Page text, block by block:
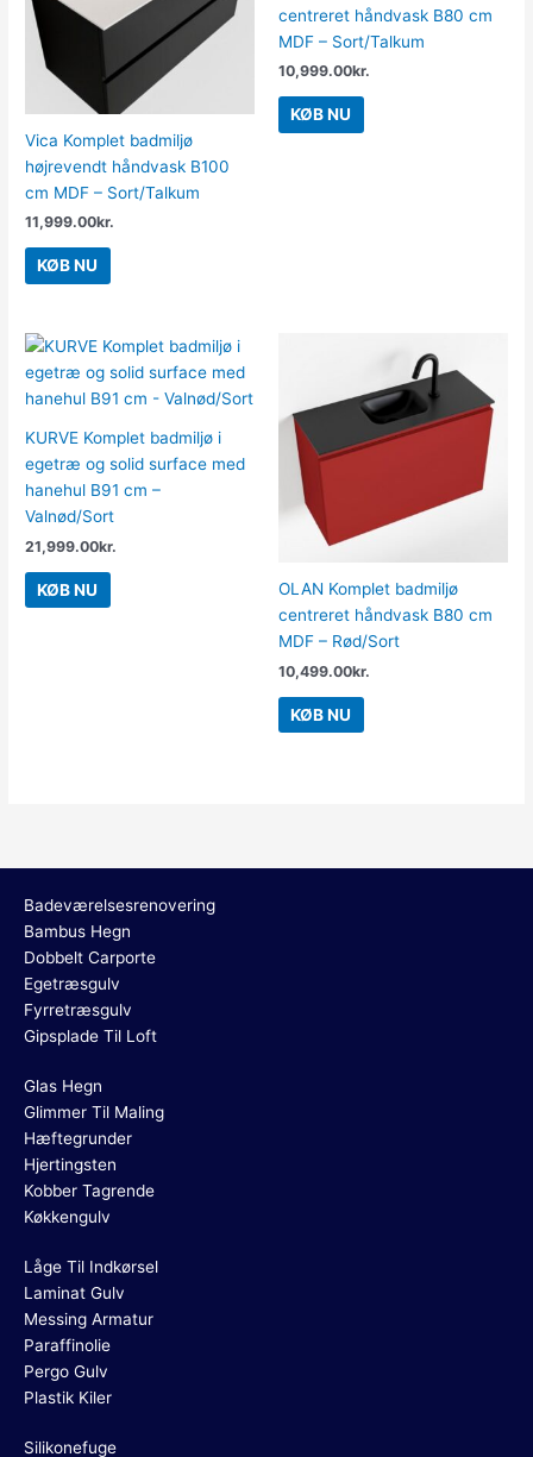
Vica Komplet badmiljø
højrevendt håndvask B100
cm MDF – Sort/Talkum
11,999.00kr.
KØB NU
centreret håndvask B80 cm
MDF – Sort/Talkum
10,999.00kr.
KØB NU
KURVE Komplet badmiljø i
egetræ og solid surface med
hanehul B91 cm –
Valnød/Sort
21,999.00kr.
KØB NU
OLAN Komplet badmiljø
centreret håndvask B80 cm
MDF – Rød/Sort
10,499.00kr.
KØB NU
Badeværelsesrenovering
Bambus Hegn
Dobbelt Carporte
Egetræsgulv
Fyrretræsgulv
Gipsplade Til Loft
Glas Hegn
Glimmer Til Maling
Hæftegrunder
Hjertingsten
Kobber Tagrende
Køkkengulv
Låge Til Indkørsel
Laminat Gulv
Messing Armatur
Paraffinolie
Pergo Gulv
Plastik Kiler
Silikonefuge